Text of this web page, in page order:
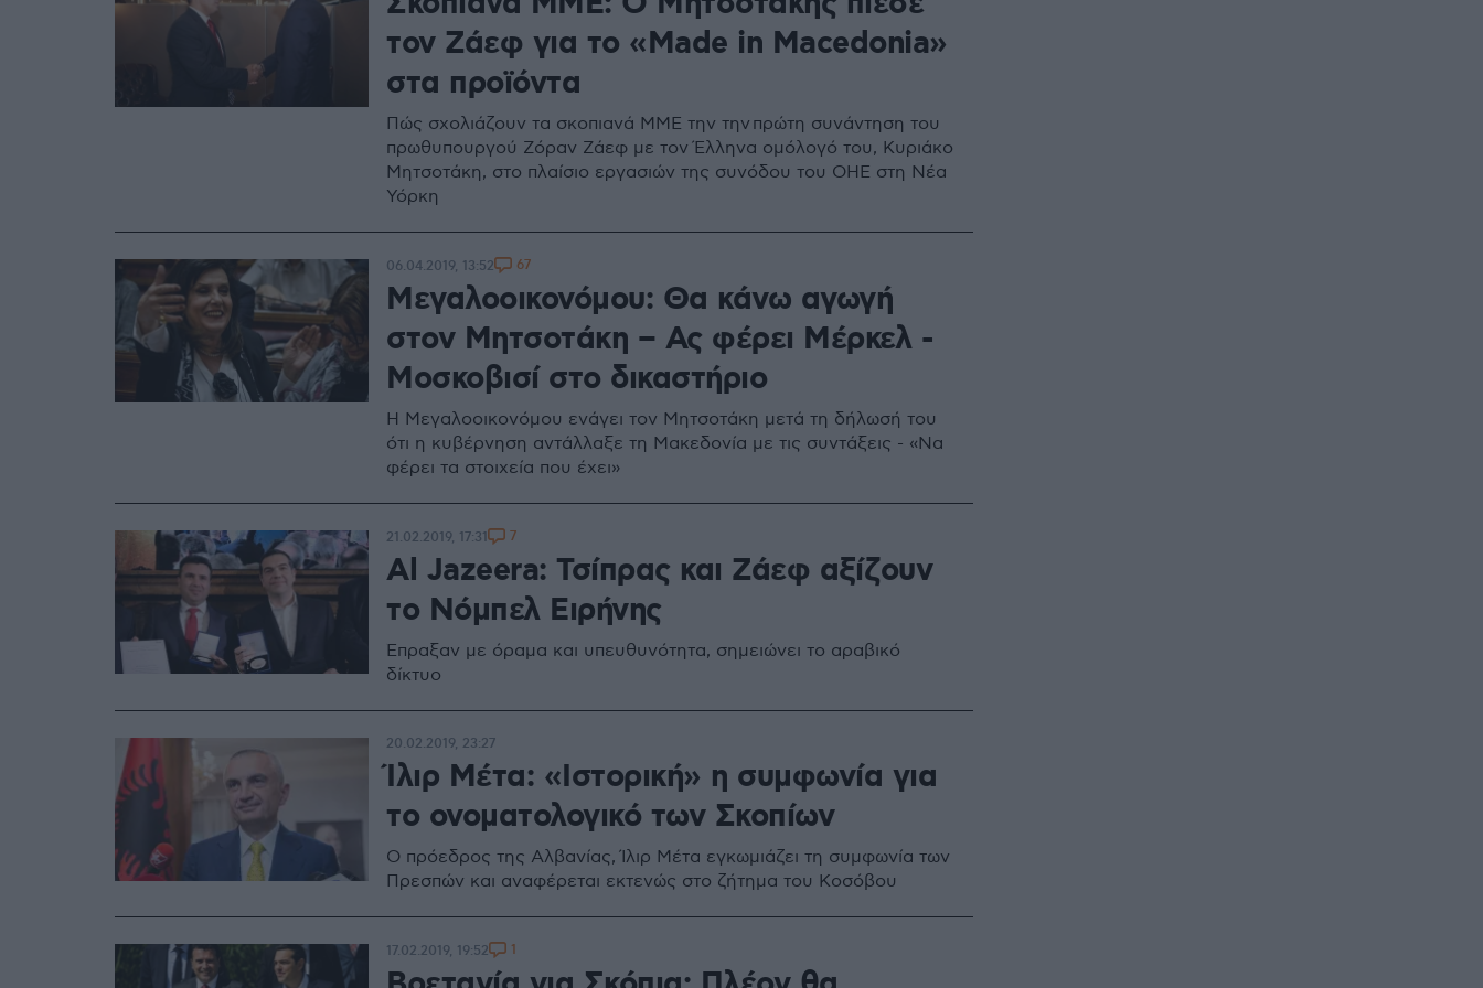
τον Ζάεφ για το «Made in Macedonia»
στα προϊόντα
Πώς σχολιάζουν τα σκοπιανά ΜΜΕ την την πρώτη συνάντηση του
πρωθυπουργού Ζόραν Ζάεφ με τον Έλληνα ομόλογό του, Κυριάκο
Μητσοτάκη, στο πλαίσιο εργασιών της συνόδου του ΟΗΕ στη Νέα
Υόρκη
Μεγαλοοικονόμου: Θα κάνω αγωγή
στον Μητσοτάκη – Ας φέρει Μέρκελ -
Μοσκοβισί στο δικαστήριο
Η Μεγαλοοικονόμου ενάγει τον Μητσοτάκη μετά τη δήλωσή του
ότι η κυβέρνηση αντάλλαξε τη Μακεδονία με τις συντάξεις - «Να
φέρει τα στοιχεία που έχει»
06.04.2019, 13:52 67
Al Jazeera: Τσίπρας και Ζάεφ αξίζουν
το Νόμπελ Ειρήνης
Έπραξαν με όραμα και υπευθυνότητα, σημειώνει το αραβικό
δίκτυο
21.02.2019, 17:31 7
Ίλιρ Μέτα: «Ιστορική» η συμφωνία για
το ονοματολογικό των Σκοπίων
O πρόεδρος της Αλβανίας, Ίλιρ Μέτα εγκωμιάζει τη συμφωνία των
Πρεσπών και αναφέρεται εκτενώς στο ζήτημα του Κοσόβου
20.02.2019, 23:27
17.02.2019, 19:52 1